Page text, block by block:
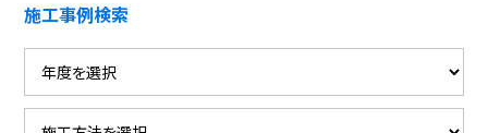
施工事例検索